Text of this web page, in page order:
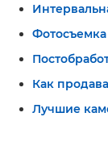
Как
Лучшие